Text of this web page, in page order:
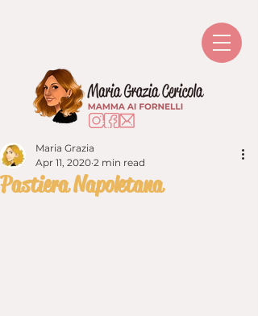
Pastiera Napoletana
Maria Grazia
Apr 11, 2020 2 min read